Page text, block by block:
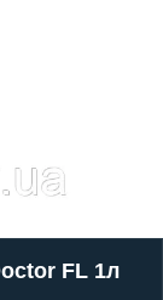
FL 1л